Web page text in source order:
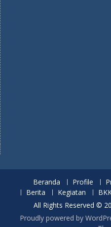
Beranda Profile
Berita
Kegiatan
All Rights Reserved ©
Proudly powered by